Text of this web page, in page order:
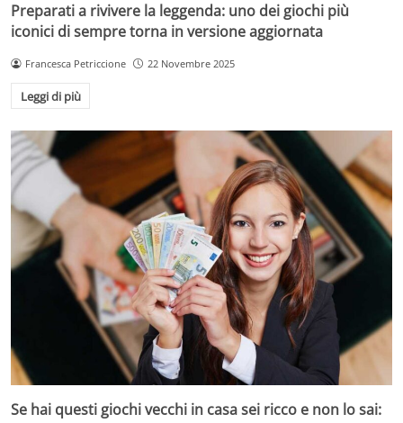
Preparati a rivivere la leggenda: uno dei giochi più
iconici di sempre torna in versione aggiornata
Francesca Petriccione 22 Novembre 2025
Leggi di più
Se hai questi giochi vecchi in casa sei ricco e non lo sai: